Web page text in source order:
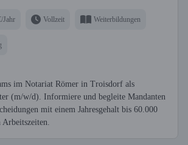
Jahr Vollzeit Weiterbildungen
im Notariat Römer in Troisdorf als
(m/w/d). Informiere und begleite Mandanten
mit einem Jahresgehalt bis 60.000